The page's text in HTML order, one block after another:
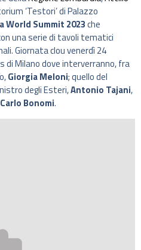
‘Testori’ di Palazzo
World Summit 2023che
una serie di tavoli tematici
Giornata clou venerdì 24
di Milano dove interverranno, fra
Giorgia Meloni; quello del
degli Esteri,Antonio Tajani,
Carlo Bonomi.